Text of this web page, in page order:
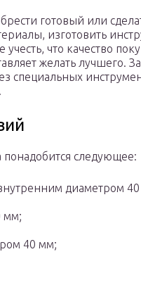
готовый или
изготовить
что качество
желать лучшего.
специальных
понадобится следующее:
диаметром
мм;
40 мм;